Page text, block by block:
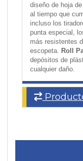
diseño de hoja
al tiempo que
incluso los
punta especial,
más resistentes
escopeta. Roll
depósitos de
cualquier daño.